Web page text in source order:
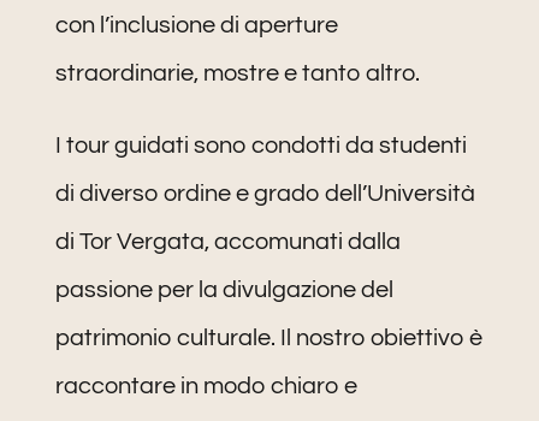
con l’inclusione di aperture
straordinarie, mostre e tanto altro.
I tour guidati sono condotti da studenti
di diverso ordine e grado dell’Università
di Tor Vergata, accomunati dalla
passione per la divulgazione del
patrimonio culturale. Il nostro obiettivo è
raccontare in modo chiaro e